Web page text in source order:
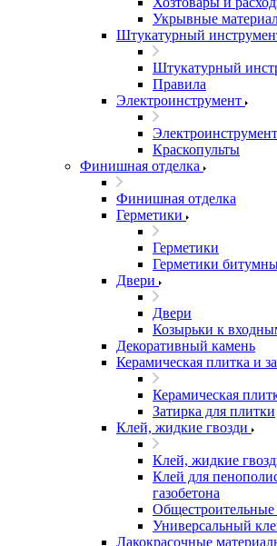
Укрывные
Штукатурный
Штукатурный
Правила
Электроинструмент
Электроинструмент
Краскопульты
Финишная отделка
Финишная отделка
Герметики
Герметики
Герметики
Двери
Двери
Козырьки к
Декоративный камень
Керамическая плитка и
Керамическая
Затирка для плитки
Клей, жидкие гвозди
Клей, жидкие
Клей для
газобетона
Общестроительные
Универсальный
Лакокрасочные